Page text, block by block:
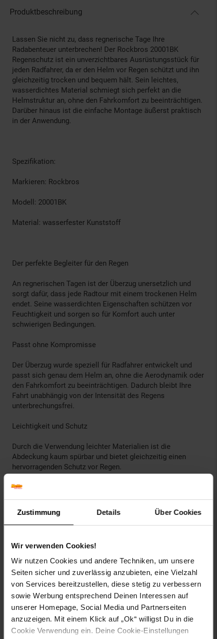
Zustimmung Details Über Cookies
Wir verwenden Cookies!
Wir nutzen Cookies und andere Techniken, um unsere
Seiten sicher und zuverlässig anzubieten, eine Vielzahl
von Services bereitzustellen, diese stetig zu verbessern
sowie Werbung entsprechend Deinen Interessen auf
unserer Homepage, Social Media und Partnerseiten
anzuzeigen. Mit einem Klick auf „Ok“ willigst Du in die
Cookie Verwendung ein. Deine Cookie-Einstellungen
Produktbeschreibung
Lassen Sie nicht zu, dass regnerische Tage Ihre
Radabenteuer unterbrechen! Der Rockbros 20001BK
Regenschutz ist ein unverzichtbares Ausrüstungsstück für
jeden Radfahrer, da er den Helm vor Regen schützt und ihn
gleichzeitig trocken und bequem hält. Sein leichtes,
wasserdichtes Material schmiegt sich perfekt an die
Helmstruktur an, ohne den Fahrkomfort zu beeinträchtigen.
Darüber hinaus ist die einfache Montage äußerst praktisch
in der Anwendung.
Spezifikation:
Markieren: Rockbros
Modell: 20001BK
Material: wasserfester Kunststoff
Der perfekte Begleiter für den Regen
An regnerischen Tagen ist der Überzug unersetzlich und
sorgt dafür, dass jede Radtour mit einem trockenen Helm
endet. Seine wasserdichten Eigenschaften schützen vor
Feuchtigkeit und sorgen so für Komfort auch unter
schwierigen Bedingungen.
Passt ohne Kompromisse
Der Überzug wurde speziell für Radfahrer entwickelt und
passt sich genau dem Helm an, ohne die Aerodynamik oder
den Fahrkomfort zu beeinträchtigen. Dadurch bleibt Ihre
Fahrt unabhängig von der Intensität des Regens
unterbrechungsfrei.
Leichtigkeit und Schutz
Durch die Verwendung leichter Materialien ist die
Abdeckung kaum spürbar und bietet gleichzeitig einen
hervorragenden Schutz vor Regen.
Mühelose Installation
Der intuitive Aufbau der Abdeckung ermöglicht ein
schnelles Anbringen, was bei plötzlichen
Wetterumschwüngen von unschätzbarem Wert ist.
Zuverlässig unter allen Bedingungen
Die Rockbros 20001GN-Abdeckung ist auf alle
Wetterüberraschungen vorbereitet, sodass Sie Ihre Radtour
fortsetzen können, ohne sich Gedanken über Regen machen
zu müssen. Seine Zuverlässigkeit und hohe
Verarbeitungsqualität garantieren, dass selbst die
ungünstigsten Wetterbedingungen kein Problem darstellen.